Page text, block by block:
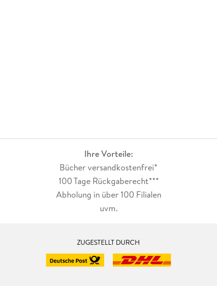
Ihre Vorteile:
Bücher versandkostenfrei*
100 Tage Rückgaberecht***
Abholung in über 100 Filialen
uvm.
ZUGESTELLT DURCH